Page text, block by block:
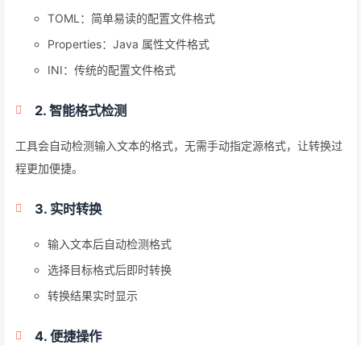
TOML：简单易读的配置文件格式
Properties：Java 属性文件格式
INI：传统的配置文件格式
2. 智能格式检测
工具会自动检测输入文本的格式，无需手动指定源格式，让转换过
程更加便捷。
3. 实时转换
输入文本后自动检测格式
选择目标格式后即时转换
转换结果实时显示
4. 便捷操作